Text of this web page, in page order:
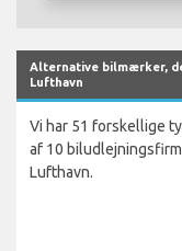
Alternative bilmærker,
Lufthavn
Vi har 51 forskellige
af 10
Lufthavn.